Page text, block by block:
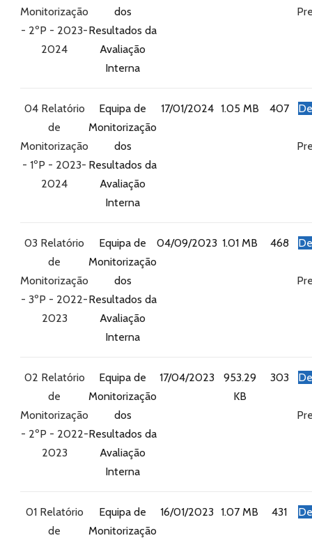
Monitorização
- 2ºP - 2023-
2024
dos
Resultados da
Avaliação
Interna
04 Relatório
de
Monitorização
- 1ºP - 2023-
2024
Equipa de
Monitorização
dos
Resultados da
Avaliação
Interna
17/01/2024 1.05 MB 407
03 Relatório
de
Monitorização
- 3ºP - 2022-
2023
Equipa de
Monitorização
dos
Resultados da
Avaliação
Interna
04/09/2023 1.01 MB 468
02 Relatório
de
Monitorização
- 2ºP - 2022-
2023
Equipa de
Monitorização
dos
Resultados da
Avaliação
Interna
17/04/2023
953.29
KB
303
01 Relatório
de
Equipa de
Monitorização
16/01/2023 1.07 MB 431